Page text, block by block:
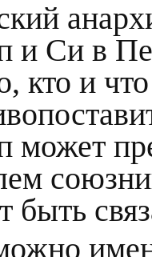
и Си в
кто и
может
быть